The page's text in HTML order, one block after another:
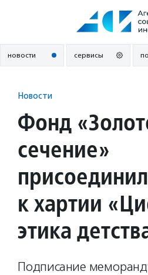
новости сервисы
Новости
Фонд
сечение»
к хартии
этика
Подписание